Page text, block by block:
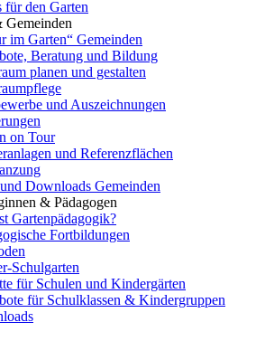
für den Garten
Gemeinden
im Garten“ Gemeinden
Beratung und Bildung
planen und gestalten
und Auszeichnungen
on Tour
und Referenzflächen
Downloads Gemeinden
& Pädagogen
Gartenpädagogik?
Fortbildungen
Schulgarten
für Schulen und Kindergärten
für Schulklassen & Kindergruppen